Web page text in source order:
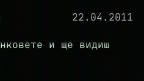
22.04.2011
и ще видиш